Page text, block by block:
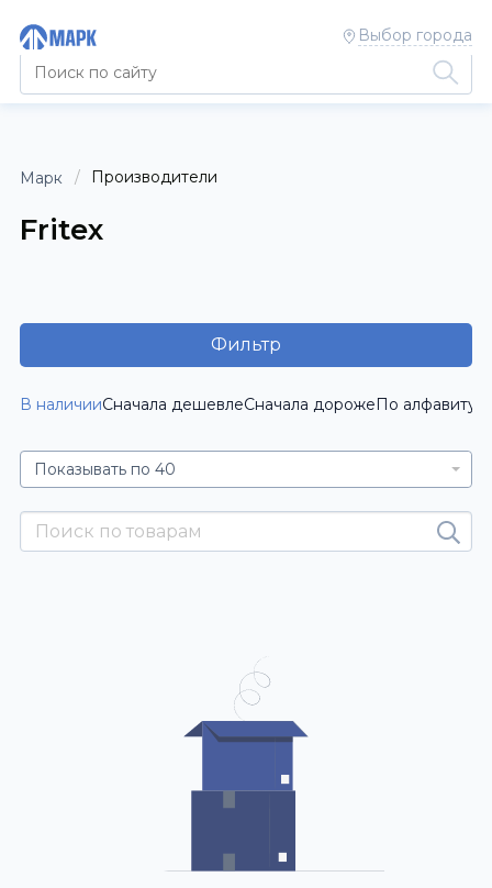
Выбор города
Марк Производители
Fritex
Фильтр
В наличииСначала дешевлеСначала дорожеПо алфавиту
Показывать по 40